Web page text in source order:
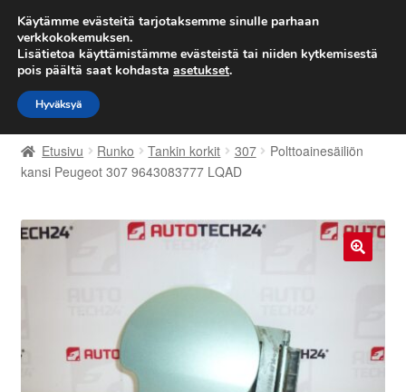
TOIMITUS alkaen 7 EUR
Siirry
navigointiin
Siirry
sisältöön
Etusivu
Kärry
Maailmanlaajuinen toimitus
Maksut
Etusivu Runko Tankin korkit 307
Polttoainesäiliön
kansi Peugeot 307 9643083777 LQAD
Käytämme evästeitä tarjotaksemme sinulle parhaan
verkkokokemuksen.
Lisätietoa käyttämistämme evästeistä tai niiden kytkemisestä
pois päältä saat kohdasta asetukset.
Hyväksyä